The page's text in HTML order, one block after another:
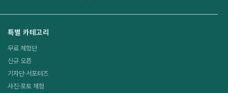
특별 카테고리
무료 체험단
신규 오픈
기자단·서포터즈
사진·포토 체험